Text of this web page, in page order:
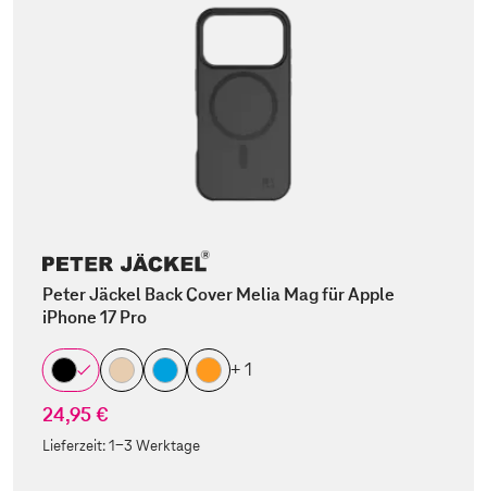
Peter Jäckel Back Cover Melia Mag für Apple
iPhone 17 Pro
+ 1
24,95 €
Lieferzeit:1-3 Werktage